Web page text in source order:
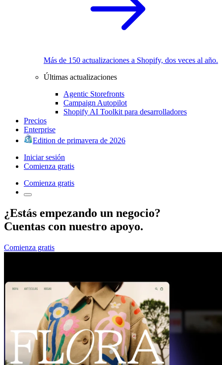
Más de 150 actualizaciones a Shopify, dos veces al año.
Últimas actualizaciones
Agentic Storefronts
Campaign Autopilot
Shopify AI Toolkit para desarrolladores
Precios
Enterprise
Edition de primavera de 2026
Iniciar sesión
Comienza gratis
Comienza gratis
¿Estás empezando un negocio?
Cuentas con nuestro apoyo.
Comienza gratis